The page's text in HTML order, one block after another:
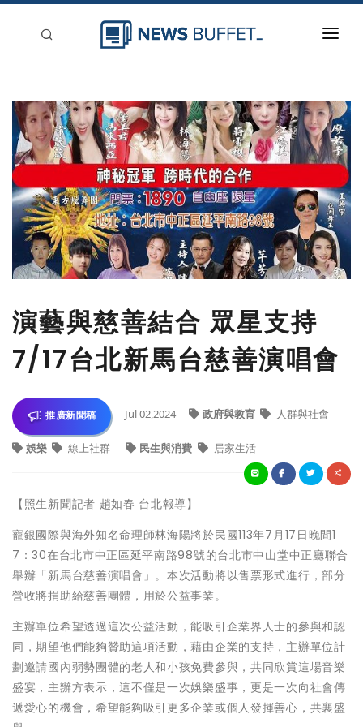
新聞稿分類
登入
演藝與慈善結合 眾星支持
7/17台北新馬台慈善演唱會
推廣新聞稿 Jul 02,2024 政府與教育 人群與社會
娛樂 線上社群 民生與消費 居家生活
【照生新聞記者 趙如春 台北報導】
寵銀國際與海外知名命理師林海陽將於民國113年7月17日晚間1
7：30在台北市中正區延平南路98號的台北市中山堂中正廳聯合
舉辦「新馬台慈善演唱會」。本次活動將以售票形式進行，部分
營收將捐助給慈善團體，用於公益事業。
主辦單位希望透過這次公益活動，能吸引企業界人士的參與和認
同，期望他們能夠贊助這項活動，藉由企業的支持，主辦單位計
劃邀請國內弱勢團體的老人和小孩免費參與，共同欣賞這場音樂
盛宴，主辦方表示，這不僅是一次娛樂盛事，更是一次向社會傳
遞愛心的機會，希望能夠吸引更多企業或個人發揮善心，共襄盛